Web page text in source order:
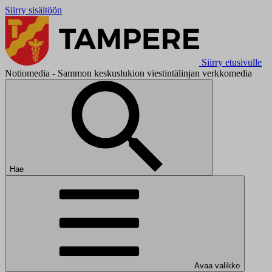
Siirry sisältöön
Siirry etusivulle
Notiomedia - Sammon keskuslukion viestintälinjan verkkomedia
Hae
Avaa valikko